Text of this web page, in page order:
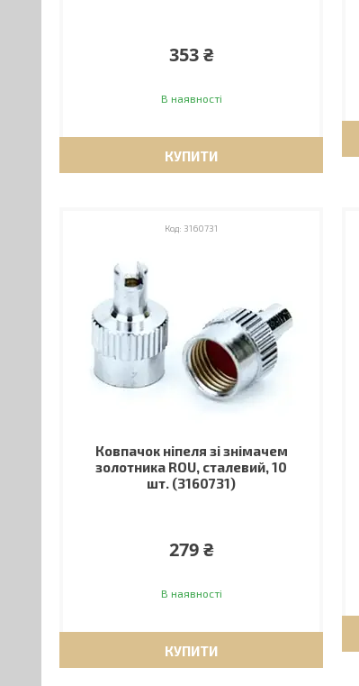
353 ₴
В наявності
КУПИТИ
3160731
Ковпачок ніпеля зі знімачем
золотника ROU, сталевий, 10
шт. (3160731)
279 ₴
В наявності
КУПИТИ